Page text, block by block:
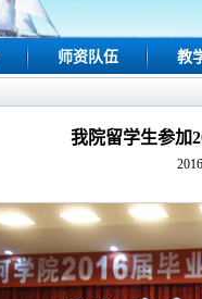
师资队伍 教
我院留学生参加